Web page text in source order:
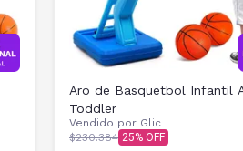
Aro de Basquetbol Infantil
Toddler
Vendido por Glic
$230.384 25